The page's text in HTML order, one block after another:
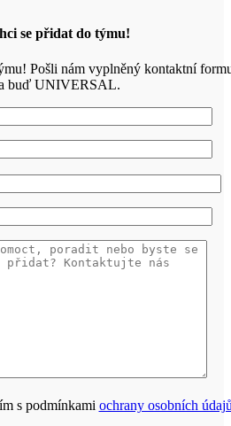
se přidat do týmu!
Pošli nám vyplněný kontaktní
buď UNIVERSAL.
s podmínkami ochrany osobních